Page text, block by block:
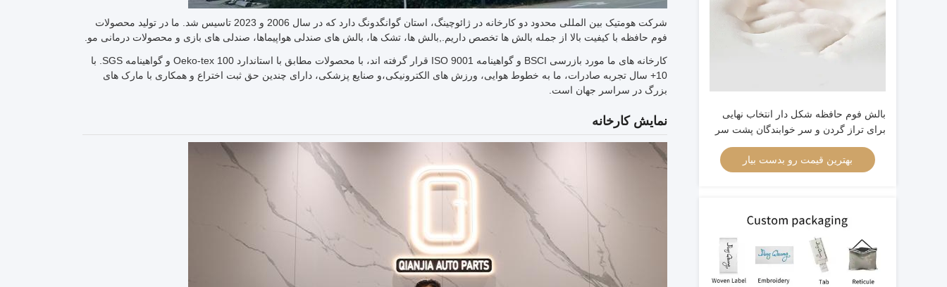
بالش فوم حافظه شکل دار انتخاب نهایی
برای تراز گردن و سر خوابندگان پشت سر
بهترین قیمت رو بدست بیار
شرکت هومتیک بین المللی محدود دو کارخانه در ژائوچینگ، استان گوانگدونگ دارد که در سال 2006 و 2023 تاسیس شد. ما در تولید محصولات
فوم حافظه با کیفیت بالا از جمله بالش ها تخصص داریم.,بالش ها، تشک ها، بالش های صندلی هواپیماها، صندلی های بازی و محصولات درمانی مو.
کارخانه های ما مورد بازرسی BSCI و گواهینامه ISO 9001 قرار گرفته اند، با محصولات مطابق با استاندارد Oeko-tex 100 و گواهینامه SGS. با
10+ سال تجربه صادرات، ما به خطوط هوایی، ورزش های الکترونیکی،و صنایع پزشکی، دارای چندین حق ثبت اختراع و همکاری با مارک های
بزرگ در سراسر جهان است.
نمایش کارخانه